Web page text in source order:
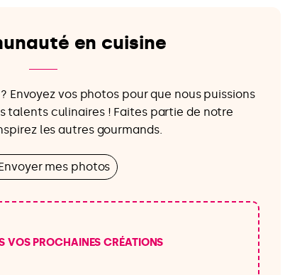
en cuisine
vos photos pour que nous puissions
talents culinaires ! Faites partie de notre
les autres gourmands.
mes photos
VOS PROCHAINES CRÉATIONS